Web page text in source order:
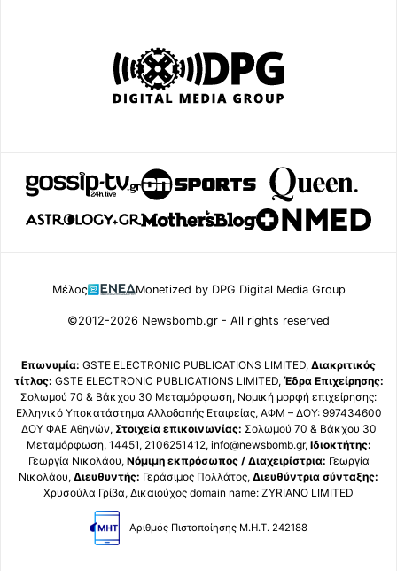
Μέλος Monetized by DPG Digital Media Group
©2012-2026 Newsbomb.gr - All rights reserved
Επωνυμία: GSTE ELECTRONIC PUBLICATIONS LIMITED, Διακριτικός
τίτλος: GSTE ELECTRONIC PUBLICATIONS LIMITED, Έδρα Επιχείρησης:
Σολωμού 70 & Βάκχου 30 Μεταμόρφωση, Νομική μορφή επιχείρησης:
Ελληνικό Υποκατάστημα Αλλοδαπής Εταιρείας, ΑΦΜ – ΔΟΥ: 997434600
ΔΟΥ ΦΑΕ Αθηνών, Στοιχεία επικοινωνίας: Σολωμού 70 & Βάκχου 30
Μεταμόρφωση, 14451, 2106251412, info@newsbomb.gr, Ιδιοκτήτης:
Γεωργία Νικολάου, Νόμιμη εκπρόσωπος / Διαχειρίστρια: Γεωργία
Νικολάου, Διευθυντής: Γεράσιμος Πολλάτος, Διευθύντρια σύνταξης:
Χρυσούλα Γρίβα, Δικαιούχος domain name: ZYRIANO LIMITED
Αριθμός Πιστοποίησης Μ.Η.Τ. 242188